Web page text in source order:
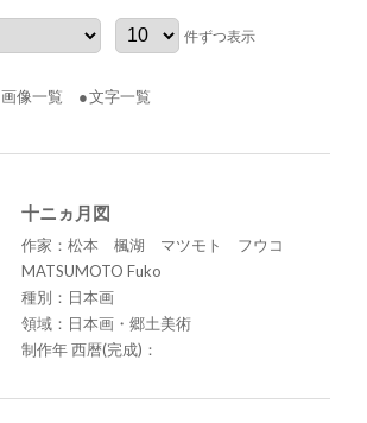
件ずつ表示
画像一覧 文字一覧
十ニヵ月図
作家：松本 楓湖 マツモト フウコ
MATSUMOTO Fuko
種別：日本画
領域：日本画・郷土美術
制作年 西暦(完成)：